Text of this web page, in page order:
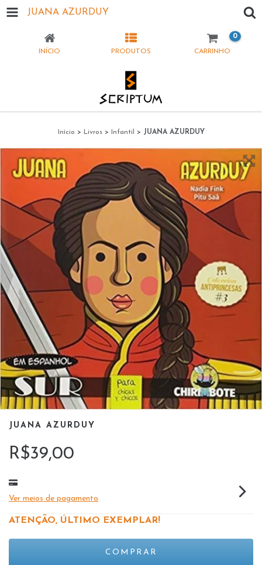
JUANA AZURDUY
INÍCIO PRODUTOS CARRINHO
0
Início > Livros > Infantil > JUANA AZURDUY
JUANA AZURDUY
R$39,00
Ver meios de pagamento
ATENÇÃO, ÚLTIMO EXEMPLAR!